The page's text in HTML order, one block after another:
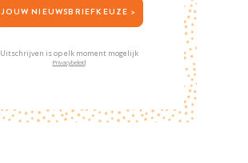
JOUW NIEUWSBRIEFKEUZE >
Uitschrijven is op elk moment mogelijk
Privacybeleid